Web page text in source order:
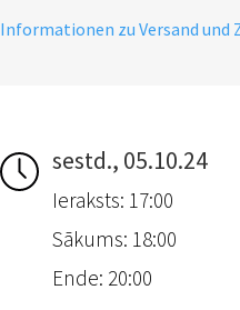
Informationen zu Versand und
sestd., 05.10.24
Ieraksts: 17:00
Sākums: 18:00
Ende: 20:00